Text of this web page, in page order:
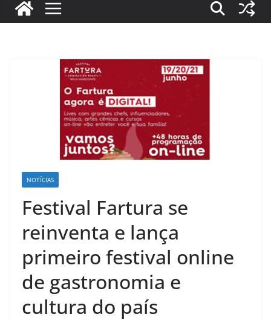
NOTÍCIAS
Festival Fartura se
reinventa e lança
primeiro festival online
de gastronomia e
cultura do país